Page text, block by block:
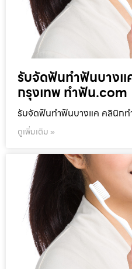
รับจัดฟันทำฟันบาง
กรุงเทพ ทำฟัน.com
รับจัดฟันทำฟันบางแค คลินิกท
ดูเพิ่มเติม »